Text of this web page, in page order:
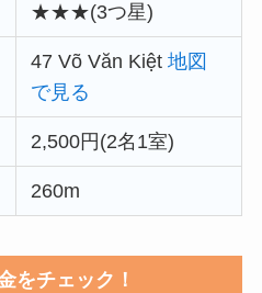
★★★(3つ星)
47 Võ Văn Kiệt地図
で見る
2,500円(2名1室)
260m
をチェック！